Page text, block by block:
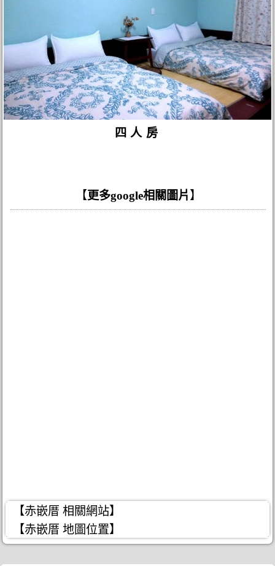
四人房
【 更多google相關圖片 】
【赤嵌厝 相關網站】
【赤嵌厝 地圖位置】